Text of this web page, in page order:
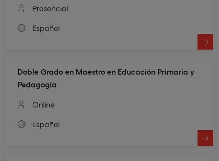
Presencial
Español
Doble Grado en Maestro en Educación Primaria y
Pedagogía
Online
Español